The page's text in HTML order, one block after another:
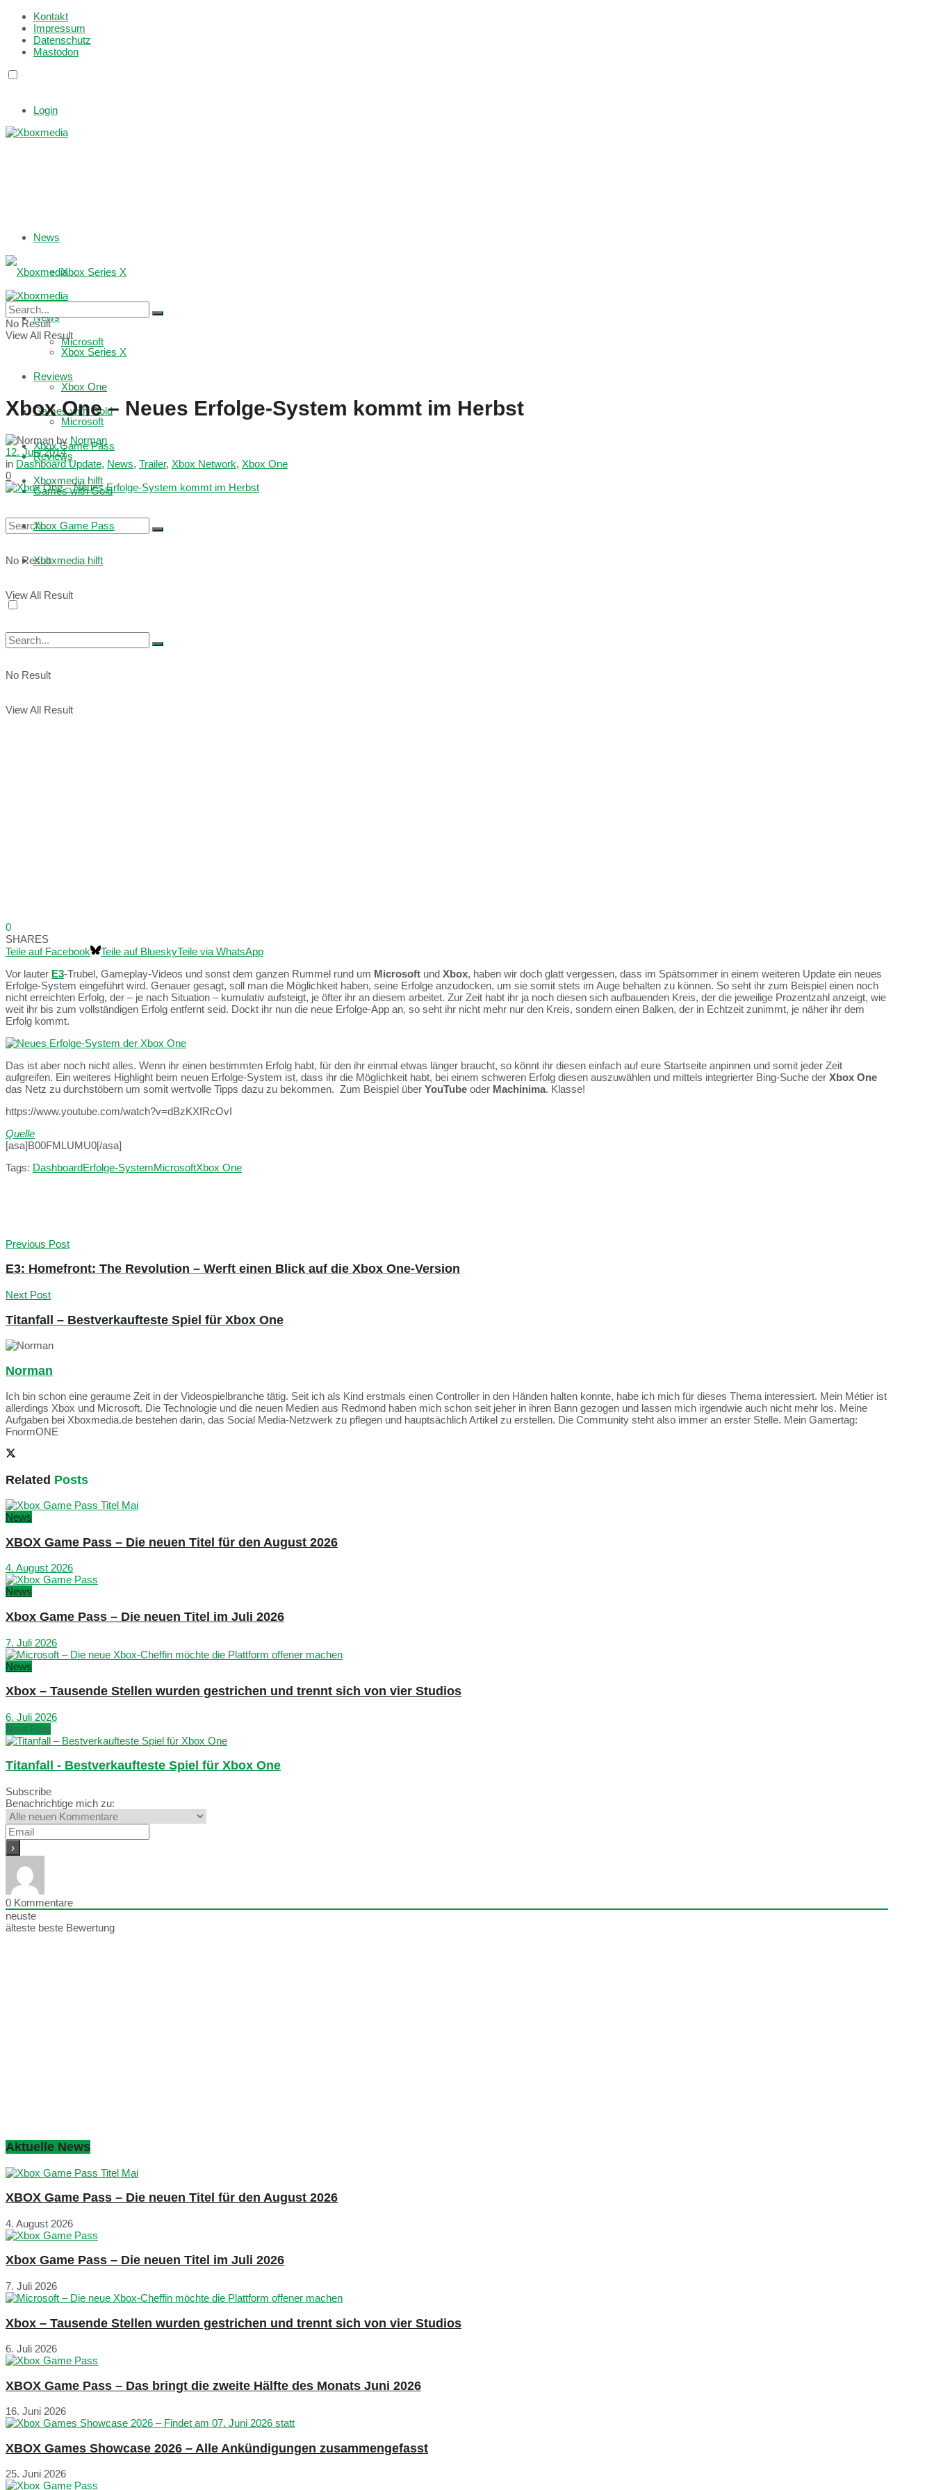
Kontakt
Impressum
Datenschutz
Mastodon
Login
News
Xbox Series X
Microsoft
Reviews
Games with Gold
Xbox Game Pass
Xboxmedia hilft
No Result
View All Result
News
Xbox Series X
Xbox One
Microsoft
Reviews
Games with Gold
Xbox Game Pass
Xboxmedia hilft
No Result
View All Result
No Result
View All Result
Xbox One – Neues Erfolge-System kommt im Herbst
by Norman
12. Juni 2014
in Dashboard Update, News, Trailer, Xbox Network, Xbox One
0
0
SHARES
Teile auf Facebook
Teile auf BlueskyTeile via WhatsApp
Vor lauter E3-Trubel, Gameplay-Videos und sonst dem ganzen Rummel rund um Microsoft und Xbox, haben wir doch glatt vergessen, dass im Spätsommer in einem weiteren Update ein neues
Erfolge-System eingeführt wird. Genauer gesagt, soll man die Möglichkeit haben, seine Erfolge anzudocken, um sie somit stets im Auge behalten zu können. So seht ihr zum Beispiel einen noch
nicht erreichten Erfolg, der – je nach Situation – kumulativ aufsteigt, je öfter ihr an diesem arbeitet. Zur Zeit habt ihr ja noch diesen sich aufbauenden Kreis, der die jeweilige Prozentzahl anzeigt, wie
weit ihr bis zum vollständigen Erfolg entfernt seid. Dockt ihr nun die neue Erfolge-App an, so seht ihr nicht mehr nur den Kreis, sondern einen Balken, der in Echtzeit zunimmt, je näher ihr dem
Erfolg kommt.
Das ist aber noch nicht alles. Wenn ihr einen bestimmten Erfolg habt, für den ihr einmal etwas länger braucht, so könnt ihr diesen einfach auf eure Startseite anpinnen und somit jeder Zeit
aufgreifen. Ein weiteres Highlight beim neuen Erfolge-System ist, dass ihr die Möglichkeit habt, bei einem schweren Erfolg diesen auszuwählen und mittels integrierter Bing-Suche der Xbox One
das Netz zu durchstöbern um somit wertvolle Tipps dazu zu bekommen. Zum Beispiel über YouTube oder Machinima. Klasse!
https://www.youtube.com/watch?v=dBzKXfRcOvI
Quelle
[asa]B00FMLUMU0[/asa]
Tags: DashboardErfolge-SystemMicrosoftXbox One
Previous Post
E3: Homefront: The Revolution – Werft einen Blick auf die Xbox One-Version
Next Post
Titanfall – Bestverkaufteste Spiel für Xbox One
Norman
Ich bin schon eine geraume Zeit in der Videospielbranche tätig. Seit ich als Kind erstmals einen Controller in den Händen halten konnte, habe ich mich für dieses Thema interessiert. Mein Métier ist
allerdings Xbox und Microsoft. Die Technologie und die neuen Medien aus Redmond haben mich schon seit jeher in ihren Bann gezogen und lassen mich irgendwie auch nicht mehr los. Meine
Aufgaben bei Xboxmedia.de bestehen darin, das Social Media-Netzwerk zu pflegen und hauptsächlich Artikel zu erstellen. Die Community steht also immer an erster Stelle. Mein Gamertag:
FnormONE
Related Posts
News
XBOX Game Pass – Die neuen Titel für den August 2026
4. August 2026
News
Xbox Game Pass – Die neuen Titel im Juli 2026
7. Juli 2026
News
Xbox – Tausende Stellen wurden gestrichen und trennt sich von vier Studios
6. Juli 2026
Next Post
Titanfall - Bestverkaufteste Spiel für Xbox One
Subscribe
Benachrichtige mich zu:
0 Kommentare
neuste
älteste beste Bewertung
Aktuelle News
XBOX Game Pass – Die neuen Titel für den August 2026
4. August 2026
Xbox Game Pass – Die neuen Titel im Juli 2026
7. Juli 2026
Xbox – Tausende Stellen wurden gestrichen und trennt sich von vier Studios
6. Juli 2026
XBOX Game Pass – Das bringt die zweite Hälfte des Monats Juni 2026
16. Juni 2026
XBOX Games Showcase 2026 – Alle Ankündigungen zusammengefasst
25. Juni 2026